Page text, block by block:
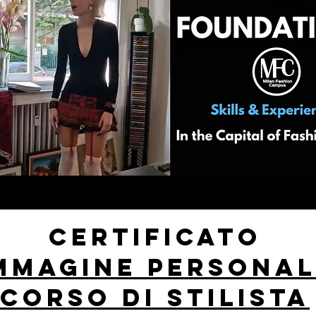
Certificato
corso di stilista